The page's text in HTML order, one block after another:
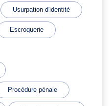
Usurpation d'identité
Escroquerie
Procédure pénale